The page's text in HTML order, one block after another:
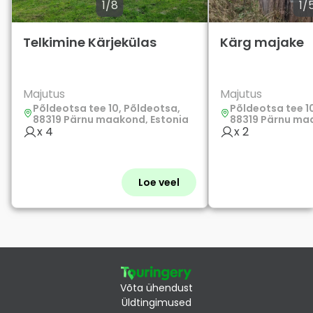
1/8
Telkimine Kärjekülas
Majutus
Põldeotsa tee 10, Põldeotsa,
88319 Pärnu maakond, Estonia
x 4
Loe veel
1/
Kärg majake
Majutus
Põldeotsa tee
88319 Pärnu
x 2
Võta ühendust
Üldtingimused